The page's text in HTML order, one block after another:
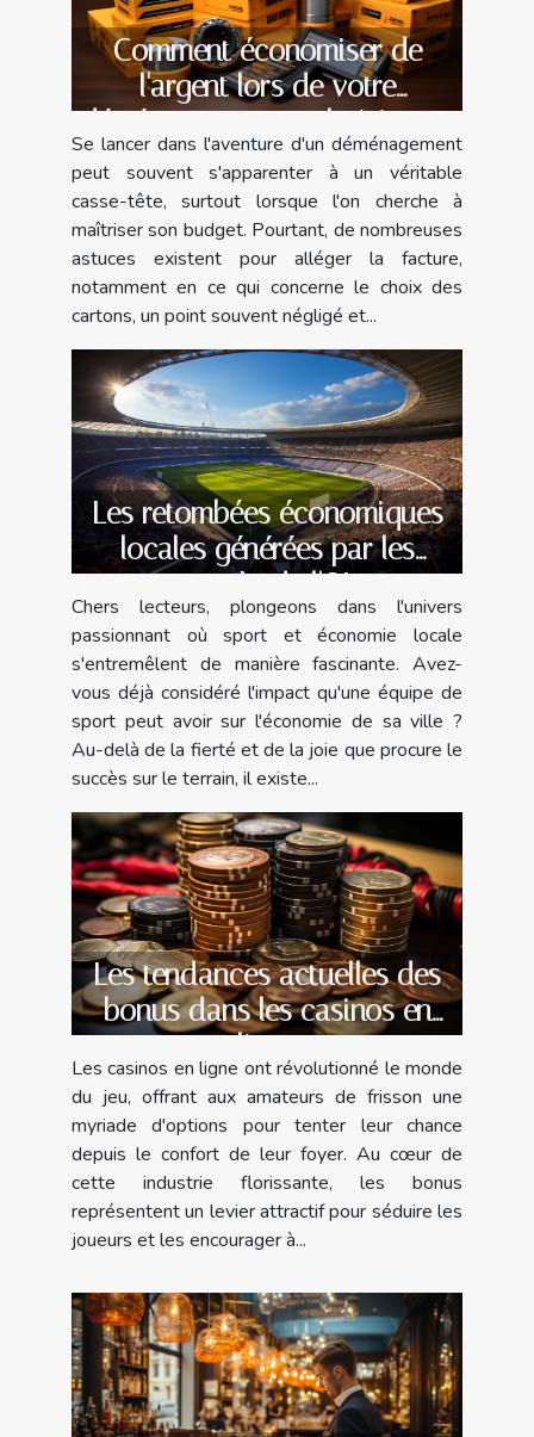
Comment économiser de
l'argent lors de votre
déménagement en choisissant
le bon pack de cartons
Se lancer dans l'aventure d'un déménagement
peut souvent s'apparenter à un véritable
casse-tête, surtout lorsque l'on cherche à
maîtriser son budget. Pourtant, de nombreuses
astuces existent pour alléger la facture,
notamment en ce qui concerne le choix des
cartons, un point souvent négligé et...
Les retombées économiques
locales générées par les
succès de l'OL
Chers lecteurs, plongeons dans l'univers
passionnant où sport et économie locale
s'entremêlent de manière fascinante. Avez-
vous déjà considéré l'impact qu'une équipe de
sport peut avoir sur l'économie de sa ville ?
Au-delà de la fierté et de la joie que procure le
succès sur le terrain, il existe...
Les tendances actuelles des
bonus dans les casinos en
ligne
Les casinos en ligne ont révolutionné le monde
du jeu, offrant aux amateurs de frisson une
myriade d'options pour tenter leur chance
depuis le confort de leur foyer. Au cœur de
cette industrie florissante, les bonus
représentent un levier attractif pour séduire les
joueurs et les encourager à...